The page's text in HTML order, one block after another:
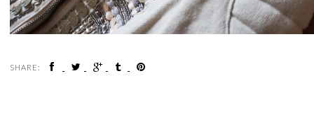
SHARE: